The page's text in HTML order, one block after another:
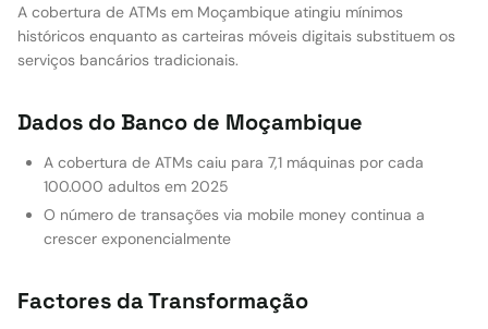
A cobertura de ATMs em Moçambique atingiu mínimos
históricos enquanto as carteiras móveis digitais substituem os
serviços bancários tradicionais.
Dados do Banco de Moçambique
A cobertura de ATMs caiu para 7,1 máquinas por cada
100.000 adultos em 2025
O número de transações via mobile money continua a
crescer exponencialmente
Factores da Transformação